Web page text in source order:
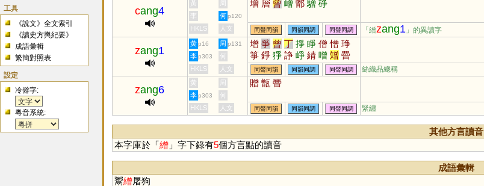
工具
《說文》全文索引
《讀史方輿紀要》
成語彙輯
繁簡對照表
設定
冷僻字:
粵音系統:
cang4
黃 周 增 層 曾 嶒 鄫 驓 碀
李 何 p120
HKLS 人文 同聲同韻 同韻同調 同聲同調 「繒zang1 」的異讀字
zang1
黃 p16 周 p131 增 爭 曾 丁 掙 睜 僧 憎 琤
箏 錚 猙 諍 崢 綪 噌 矰 罾
糽 璔 埩 埥 崝 棦 橧 鬙 磳
李 p303
何
HKLS
人文 同聲同韻 同韻同調 同聲同調 絲織品總稱
zang6
黃 周 贈 甑 罾
李 p303
何
HKLS
人文 同聲同韻 同韻同調 同聲同調 緊纏
其他方言讀音
本字庫於「繒」字下錄有5個方言點的讀音
成語彙輯
鬻繒屠狗